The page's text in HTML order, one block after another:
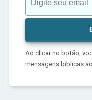
Ao clicar no botão,
mensagens bíblicas